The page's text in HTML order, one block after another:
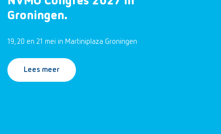
Groningen.
19, 20 en 21 mei in Martiniplaza Groningen
Lees meer